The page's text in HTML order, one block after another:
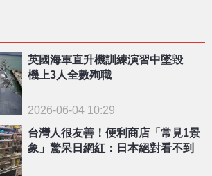
英國海軍直升機訓練演習中墜毀
機上3人全數殉職
2026-06-04 10:29
台灣人很友善！便利商店「常見1景
象」驚呆日網紅：日本絕對看不到